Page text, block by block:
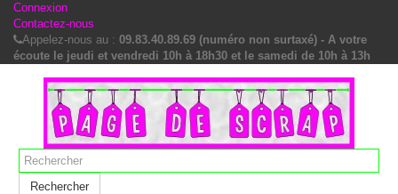
Connexion
Contactez-nous
Appelez-nous au : 09.83.40.89.69 (numéro non surtaxé) - A votre
écoute le jeudi et vendredi 10h à 18h30 et le samedi de 10h à 13h
Rechercher